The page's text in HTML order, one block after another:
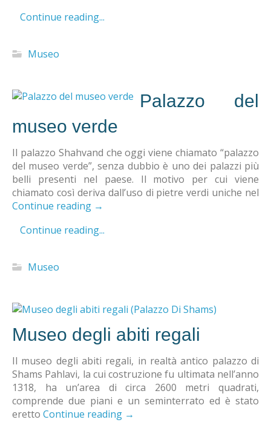
Continue reading...
Museo
Palazzo del
museo verde
Il palazzo Shahvand che oggi viene chiamato “palazzo
del museo verde”, senza dubbio è uno dei palazzi più
belli presenti nel paese. Il motivo per cui viene
chiamato così deriva dall’uso di pietre verdi uniche nel
Continue reading →
Continue reading...
Museo
Museo degli abiti regali
Il museo degli abiti regali, in realtà antico palazzo di
Shams Pahlavi, la cui costruzione fu ultimata nell’anno
1318, ha un’area di circa 2600 metri quadrati,
comprende due piani e un seminterrato ed è stato
eretto Continue reading →